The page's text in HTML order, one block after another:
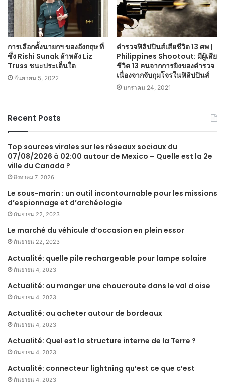
การเลือกตั้งนายกฯ ของอังกฤษ ที่
ซึ่ง Rishi Sunak ล้าหลัง Liz
Truss ชนะประเด็นใด
กันยายน 5, 2022
ตำรวจฟิลิปปินส์เสียชีวิต 13 ศพ |
Philippines Shootout: มีผู้เสีย
ชีวิต 13 คนจากการยิงของตำรวจ
เนื่องจากจับกุมโจรในฟิลิปปินส์
มกราคม 24, 2021
Recent Posts
Top sources virales sur les réseaux sociaux du
07/08/2026 à 02:00 autour de Mexico – Quelle est la 2e
ville du Canada ?
สิงหาคม 7, 2026
Le sous-marin : un outil incontournable pour les missions
d’espionnage et d’archéologie
กันยายน 22, 2023
Le marché du véhicule d’occasion en plein essor
กันยายน 22, 2023
Actualité: quelle pile rechargeable pour lampe solaire
กันยายน 4, 2023
Actualité: ou manger une choucroute dans le val d oise
กันยายน 4, 2023
Actualité: ou acheter autour de bordeaux
กันยายน 4, 2023
Actualité: Quel est la structure interne de la Terre ?
กันยายน 4, 2023
Actualité: connecteur lightning qu’est ce que c’est
กันยายน 4, 2023